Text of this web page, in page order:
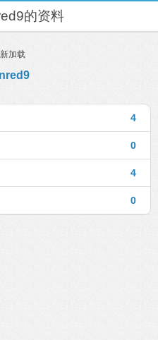
的资料
加载
4
0
4
0